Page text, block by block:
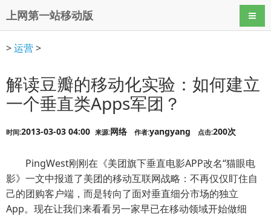
上网第一站移动版 导航
>运营>
解读豆瓣的移动化实验：如何建立
一个垂直类Apps军团？
时间:2013-03-03 04:00 来源:网络 作者:yangyang 点击:200次
PingWest刚刚在《美团旗下垂直电影APP改名“猫眼电
影》一文中报道了美团的移动互联网战略：不再仅仅盯住自
己的团购客户端，而是转向了面对垂直细分市场的独立
App。现在让我们来看看另一家早已在移动领域开始做细